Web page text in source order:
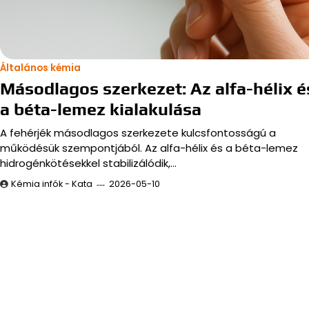
Általános kémia
Másodlagos szerkezet: Az alfa-hélix
a béta-lemez kialakulása
A fehérjék másodlagos szerkezete kulcsfontosságú a
működésük szempontjából. Az alfa-hélix és a béta-lemez
hidrogénkötésekkel stabilizálódik,…
Kémia infók - Kata 2026-05-10